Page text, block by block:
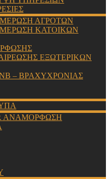
ΑΓΡΟΤΩΝ
ΚΑΤΟΙΚΩΝ
ΕΞΩΤΕΡΙΚΩΝ
– ΒΡΑΧΥΧΡΟΝΙΑΣ
ΑΝΑΜΟΡΦΩΣΗ